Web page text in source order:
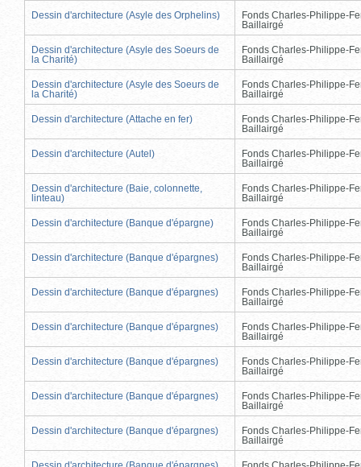
Dessin d'architecture (Asyle des Orphelins)
Fonds Charles-Philippe-
Baillairgé
Dessin d'architecture (Asyle des Soeurs de
la Charité)
Fonds Charles-Philippe-
Baillairgé
Dessin d'architecture (Asyle des Soeurs de
la Charité)
Fonds Charles-Philippe-
Baillairgé
Dessin d'architecture (Attache en fer)
Fonds Charles-Philippe-
Baillairgé
Dessin d'architecture (Autel)
Fonds Charles-Philippe-
Baillairgé
Dessin d'architecture (Baie, colonnette,
linteau)
Fonds Charles-Philippe-
Baillairgé
Dessin d'architecture (Banque d'épargne)
Fonds Charles-Philippe-
Baillairgé
Dessin d'architecture (Banque d'épargnes)
Fonds Charles-Philippe-
Baillairgé
Dessin d'architecture (Banque d'épargnes)
Fonds Charles-Philippe-
Baillairgé
Dessin d'architecture (Banque d'épargnes)
Fonds Charles-Philippe-
Baillairgé
Dessin d'architecture (Banque d'épargnes)
Fonds Charles-Philippe-
Baillairgé
Dessin d'architecture (Banque d'épargnes)
Fonds Charles-Philippe-
Baillairgé
Dessin d'architecture (Banque d'épargnes)
Fonds Charles-Philippe-
Baillairgé